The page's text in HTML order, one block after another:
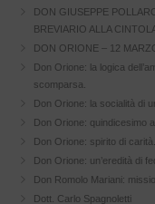
DON GIUSEPPE
BREVIARIO ALLA
DON ORIONE – 12
Don Orione: la logica
scomparsa.
Don Orione: la socialità di
Don Orione: quindicesimo
Don Orione: spirito di
Don Orione: un’eredità di
Don Romolo Mariani:
Dott. Carlo Spagnoletti